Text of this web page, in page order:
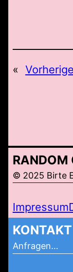
«
RANDOM
© 2025 Birte
Impressum
KONTAKT
Anfragen…